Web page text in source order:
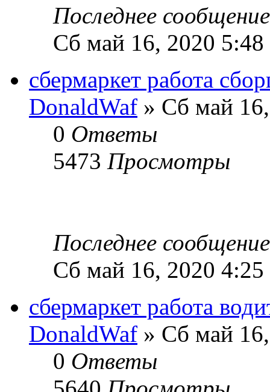
Последнее
Сб май 16, 2020 5:48
сбермаркет работа
DonaldWaf » Сб май
0 Ответы
5473 Просмотры
Последнее
Сб май 16, 2020 4:25
сбермаркет работа
DonaldWaf » Сб май
0 Ответы